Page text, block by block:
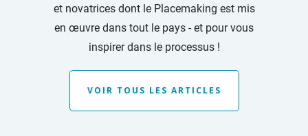
et novatrices dont le Placemaking est mis
en œuvre dans tout le pays - et pour vous
inspirer dans le processus !
VOIR TOUS LES ARTICLES